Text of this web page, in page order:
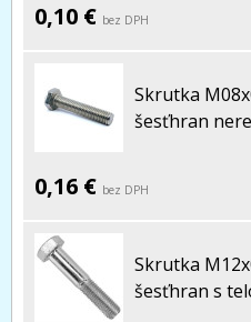
0,10 € bez DPH
Skrutka
šesťhran
0,16 € bez DPH
Skrutka
šesťhran s